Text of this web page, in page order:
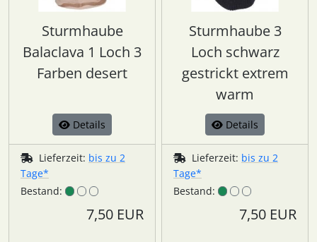
Sturmhaube
Balaclava 1 Loch 3
Farben desert
Details
Lieferzeit: bis zu 2
Tage*
Bestand:
7,50 EUR
Sturmhaube 3
Loch schwarz
gestrickt extrem
warm
Details
Lieferzeit: bis zu 2
Tage*
Bestand:
7,50 EUR